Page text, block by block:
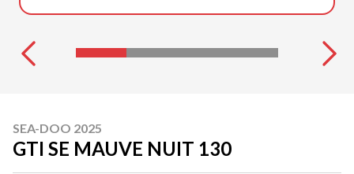
SEA-DOO 2025
GTI SE MAUVE NUIT 130